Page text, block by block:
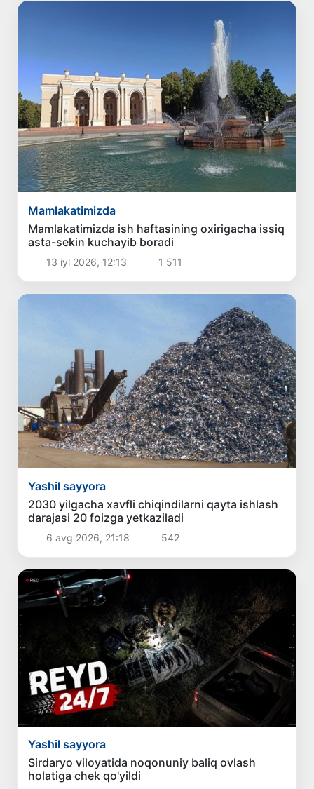
Mamlakatimizda
Mamlakatimizda ish haftasining oxirigacha issiq
asta-sekin kuchayib boradi
13 iyl 2026, 12:13 1 511
Yashil sayyora
2030 yilgacha xavfli chiqindilarni qayta ishlash
darajasi 20 foizga yetkaziladi
6 avg 2026, 21:18 542
Yashil sayyora
Sirdaryo viloyatida noqonuniy baliq ovlash
holatiga chek qo'yildi